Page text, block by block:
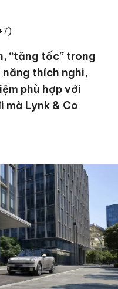
“tăng tốc” trong
năng thích nghi,
phù hợp với
mà Lynk & Co